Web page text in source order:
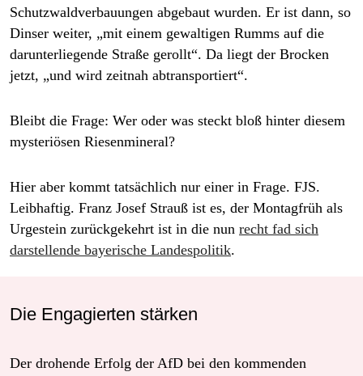
Schutzwaldverbauungen abgebaut wurden. Er ist dann, so
Dinser weiter, „mit einem gewaltigen Rumms auf die
darunterliegende Straße gerollt“. Da liegt der Brocken
jetzt, „und wird zeitnah abtransportiert“.
Bleibt die Frage: Wer oder was steckt bloß hinter diesem
mysteriösen Riesenmineral?
Hier aber kommt tatsächlich nur einer in Frage. FJS.
Leibhaftig. Franz Josef Strauß ist es, der Montagfrüh als
Urgestein zurückgekehrt ist in die nun recht fad sich
darstellende bayerische Landespolitik.
Die Engagierten stärken
Der drohende Erfolg der AfD bei den kommenden